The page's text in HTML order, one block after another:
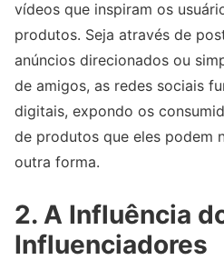
vídeos que inspiram os
produtos. Seja através de
anúncios direcionados ou
de amigos, as redes sociais
digitais, expondo os
de produtos que eles podem
outra forma.
2. A Influência
Influenciadores